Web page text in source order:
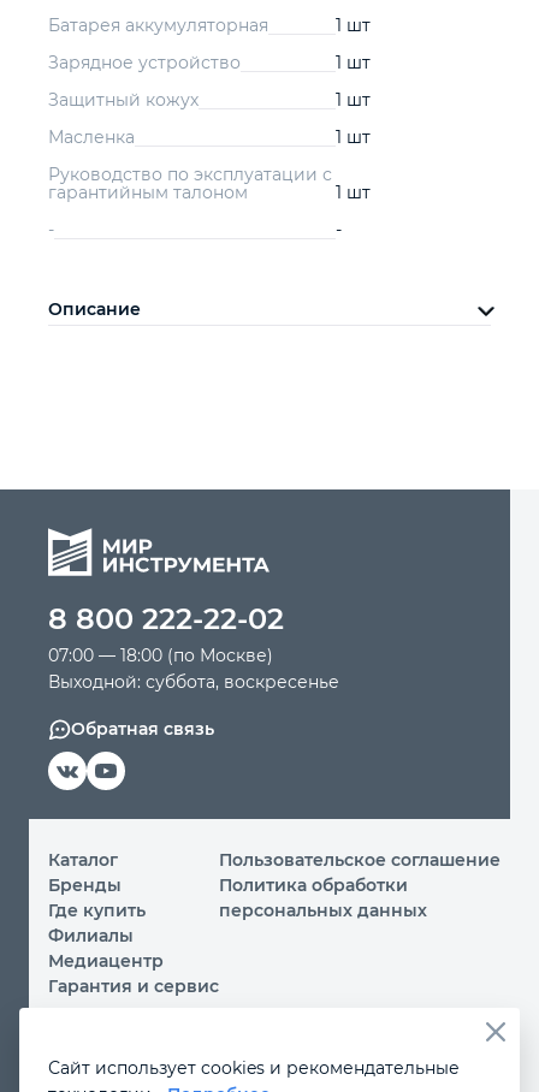
Батарея аккумуляторная
1 шт
Зарядное устройство
1 шт
Защитный кожух
1 шт
Масленка
1 шт
Руководство по эксплуатации с
гарантийным талоном
1 шт
-
-
Описание
8 800 222-22-02
07:00 — 18:00 (по Москве)
Выходной: суббота, воскресенье
Обратная связь
Каталог
Бренды
Где купить
Филиалы
Медиацентр
Гарантия и сервис
Пользовательское соглашение
Политика обработки
персональных данных
Вы принимаете условияполитики обработки
Сайт использует cookies и рекомендательные